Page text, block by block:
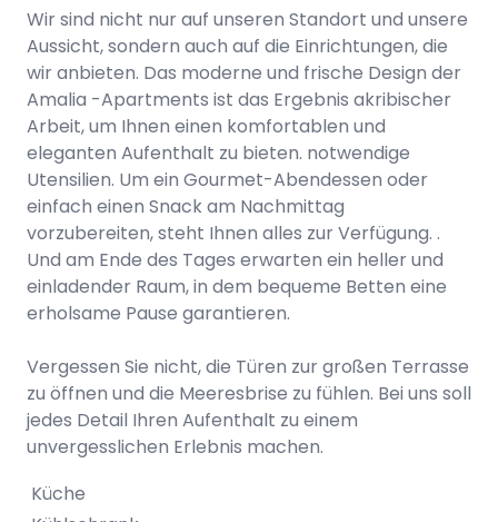
Wir sind nicht nur auf unseren Standort und unsere
Aussicht, sondern auch auf die Einrichtungen, die
wir anbieten. Das moderne und frische Design der
Amalia -Apartments ist das Ergebnis akribischer
Arbeit, um Ihnen einen komfortablen und
eleganten Aufenthalt zu bieten. notwendige
Utensilien. Um ein Gourmet-Abendessen oder
einfach einen Snack am Nachmittag
vorzubereiten, steht Ihnen alles zur Verfügung. .
Und am Ende des Tages erwarten ein heller und
einladender Raum, in dem bequeme Betten eine
erholsame Pause garantieren.
Vergessen Sie nicht, die Türen zur großen Terrasse
zu öffnen und die Meeresbrise zu fühlen. Bei uns soll
jedes Detail Ihren Aufenthalt zu einem
unvergesslichen Erlebnis machen.
Küche